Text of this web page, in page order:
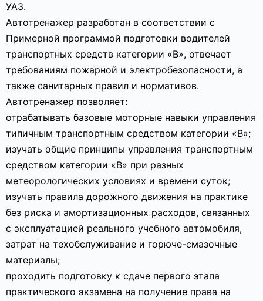
УАЗ.
Автотренажер разработан в соответствии с
Примерной программой подготовки водителей
транспортных средств категории «В», отвечает
требованиям пожарной и электробезопасности, а
также санитарных правил и нормативов.
Автотренажер позволяет:
отрабатывать базовые моторные навыки управления
типичным транспортным средством категории «В»;
изучать общие принципы управления транспортным
средством категории «В» при разных
метеорологических условиях и времени суток;
изучать правила дорожного движения на практике
без риска и амортизационных расходов, связанных
с эксплуатацией реального учебного автомобиля,
затрат на техобслуживание и горюче-смазочные
материалы;
проходить подготовку к сдаче первого этапа
практического экзамена на получение права на